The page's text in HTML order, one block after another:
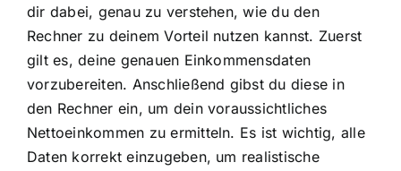
dir dabei, genau zu verstehen, wie du den
Rechner zu deinem Vorteil nutzen kannst. Zuerst
gilt es, deine genauen Einkommensdaten
vorzubereiten. Anschließend gibst du diese in
den Rechner ein, um dein voraussichtliches
Nettoeinkommen zu ermitteln. Es ist wichtig, alle
Daten korrekt einzugeben, um realistische